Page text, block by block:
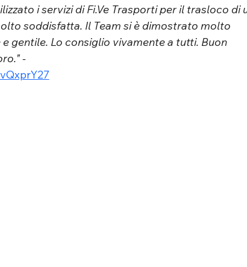
i servizi di Fi.Ve Trasporti per il trasloco di
soddisfatta. Il Team si è dimostrato molto
gentile. Lo consiglio vivamente a tutti. Buon
-